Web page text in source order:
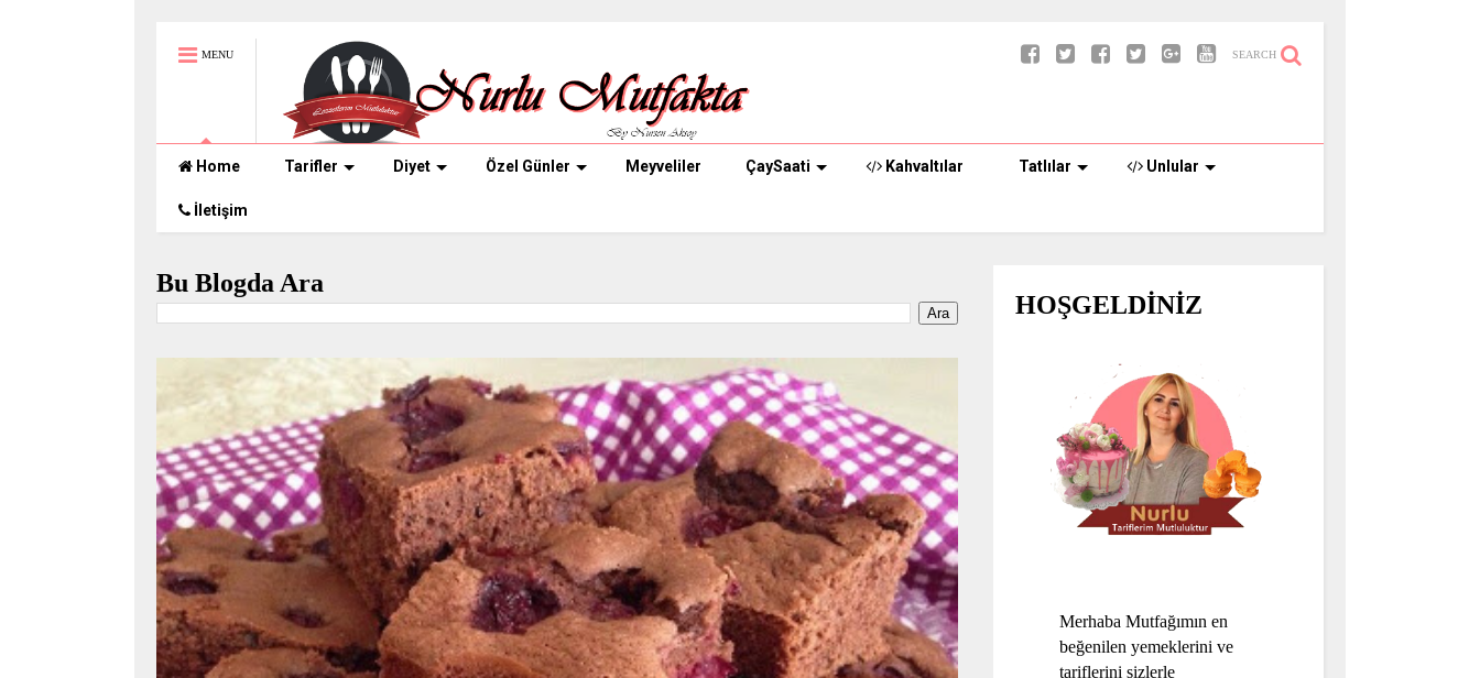
MENU SEARCH
Home Tarifler Diyet Özel Günler Meyveliler ÇaySaati Kahvaltılar Tatlılar Unlular
İletişim
Bu Blogda Ara
HOŞGELDİNİZ
Merhaba Mutfağımın en
beğenilen yemeklerini ve
tariflerini sizlerle